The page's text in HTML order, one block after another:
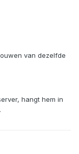
van dezelfde
hangt hem in